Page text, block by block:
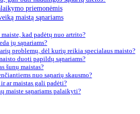
priemonėmis
maistą sąnariams
kad padėtų nuo artrito?
jų sąnariams?
problemų, dėl kurių reikia specialaus maisto?
duoti papildų sąnariams?
šunų maistas?
nuo sąnarių skausmo?
ar maistas gali padėti?
maiste sąnariams palaikyti?